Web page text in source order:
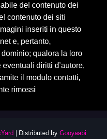
del contenuto dei
contenuto dei siti
inseriti in questo
e, pertanto,
qualora la loro
diritti d’autore,
il modulo contatti,
rimossi
| Distributed by Gooyaabi